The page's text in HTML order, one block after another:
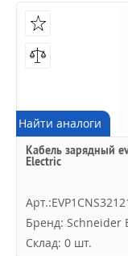
Найти аналоги
Кабель зарядный
Electric
Бренд: Schneider
Склад: 0 шт.